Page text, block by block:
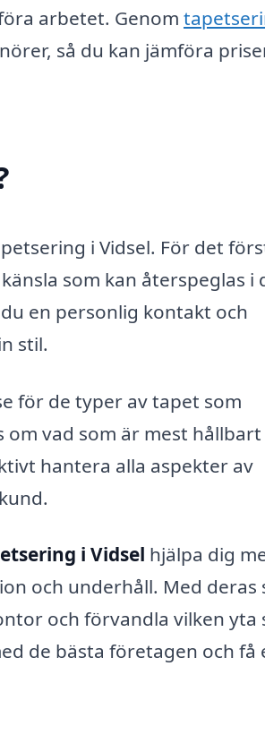
arbetet. Genom
så du kan jämföra
i Vidsel. För det
som kan återspeglas i
en personlig kontakt och
stil.
för de typer av tapet som
vad som är mest hållbart
hantera alla aspekter av
i Vidsel hjälpa dig
och underhåll. Med deras
och förvandla vilken yta
de bästa företagen och få